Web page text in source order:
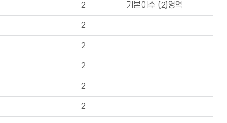
2 기본이수 (2)영역
2
2
2
2
2